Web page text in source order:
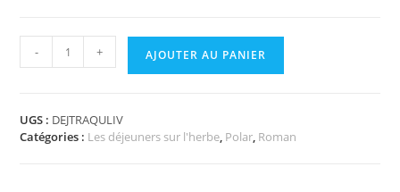
quantité
de
de
Daniel
- + AJOUTER AU PANIER
UGS : DEJTRAQULIV
Catégories : Les déjeuners sur l'herbe, Polar, Roman